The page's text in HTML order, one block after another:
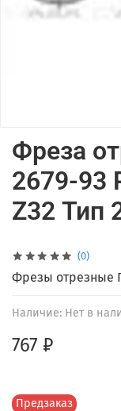
(0)
Наличие: Нет в
Предзаказ
Фреза
2679-93
Z32 Тип
767 ₽
Фрезы отрезные